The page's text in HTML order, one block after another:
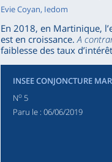
Evie Coyan, Iedom
En 2018, en Martinique,
est en croissance.A
faiblesse des taux
INSEE CONJONCTURE
No5
Paru le : 06/06/2019